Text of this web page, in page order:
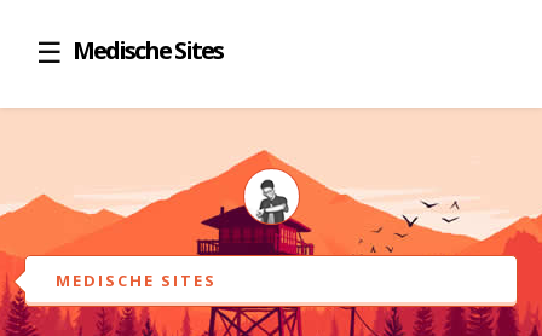
Medische Sites
MEDISCHE SITES